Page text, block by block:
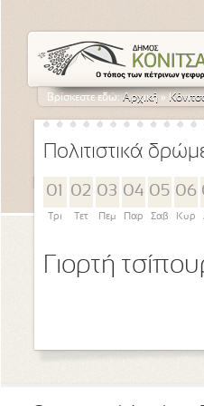
Βρίσκεστε εδώ:Αρχική »
Πολιτιστικά
01
Τρι
02
Τετ
03
Πεμ
04
Παρ
05
Σαβ
06
Κυρ
Γιορτή